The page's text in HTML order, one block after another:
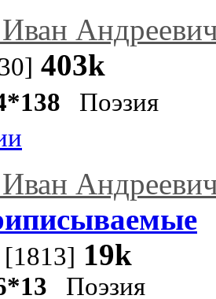
403k
Поэзия
[1813] 19k
Поэзия